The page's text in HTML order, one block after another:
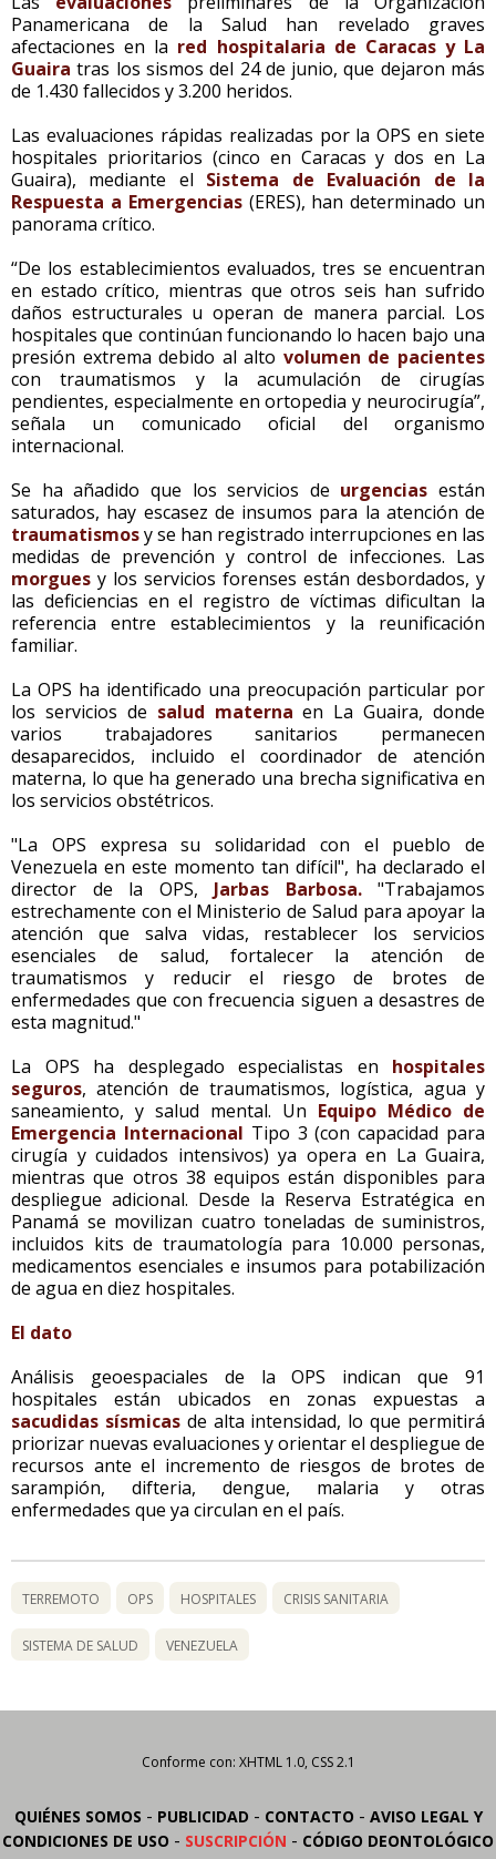
Panamericana de la Salud han revelado graves
afectaciones en la red hospitalaria de Caracas y La
Guaira tras los sismos del 24 de junio, que dejaron más
de 1.430 fallecidos y 3.200 heridos.
Las evaluaciones rápidas realizadas por la OPS en siete
hospitales prioritarios (cinco en Caracas y dos en La
Guaira), mediante el Sistema de Evaluación de la
Respuesta a Emergencias(ERES), han determinado un
panorama crítico.
“De los establecimientos evaluados, tres se encuentran
en estado crítico, mientras que otros seis han sufrido
daños estructurales u operan de manera parcial. Los
hospitales que continúan funcionando lo hacen bajo una
presión extrema debido al alto volumen de pacientes
con traumatismos y la acumulación de cirugías
pendientes, especialmente en ortopedia y neurocirugía”,
señala un comunicado oficial del organismo
internacional.
Se ha añadido que los servicios de urgencias están
saturados, hay escasez de insumos para la atención de
traumatismosy se han registrado interrupciones en las
medidas de prevención y control de infecciones. Las
morgues y los servicios forenses están desbordados, y
las deficiencias en el registro de víctimas dificultan la
referencia entre establecimientos y la reunificación
familiar.
La OPS ha identificado una preocupación particular por
los servicios de salud materna en La Guaira, donde
varios trabajadores sanitarios permanecen
desaparecidos, incluido el coordinador de atención
materna, lo que ha generado una brecha significativa en
los servicios obstétricos.
"La OPS expresa su solidaridad con el pueblo de
Venezuela en este momento tan difícil", ha declarado el
director de la OPS, Jarbas Barbosa."Trabajamos
estrechamente con el Ministerio de Salud para apoyar la
atención que salva vidas, restablecer los servicios
esenciales de salud, fortalecer la atención de
traumatismos y reducir el riesgo de brotes de
enfermedades que con frecuencia siguen a desastres de
esta magnitud."
La OPS ha desplegado especialistas en hospitales
seguros, atención de traumatismos, logística, agua y
saneamiento, y salud mental. Un Equipo Médico de
Emergencia Internacional Tipo 3 (con capacidad para
cirugía y cuidados intensivos) ya opera en La Guaira,
mientras que otros 38 equipos están disponibles para
despliegue adicional. Desde la Reserva Estratégica en
Panamá se movilizan cuatro toneladas de suministros,
incluidos kits de traumatología para 10.000 personas,
medicamentos esenciales e insumos para potabilización
de agua en diez hospitales.
El dato
Análisis geoespaciales de la OPS indican que 91
hospitales están ubicados en zonas expuestas a
sacudidas sísmicasde alta intensidad, lo que permitirá
priorizar nuevas evaluaciones y orientar el despliegue de
recursos ante el incremento de riesgos de brotes de
sarampión, difteria, dengue, malaria y otras
enfermedades que ya circulan en el país.
TERREMOTO OPS HOSPITALES CRISIS SANITARIA
SISTEMA DE SALUD VENEZUELA
Conforme con: XHTML 1.0, CSS 2.1
QUIÉNES SOMOS - PUBLICIDAD - CONTACTO - AVISO LEGAL Y
CONDICIONES DE USO - SUSCRIPCIÓN - CÓDIGO DEONTOLÓGICO